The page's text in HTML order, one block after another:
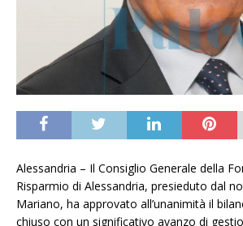
Alessandria – Il Consiglio Generale della
Risparmio di Alessandria, presieduto dal
Mariano, ha approvato all’unanimità il
chiuso con un significativo avanzo di